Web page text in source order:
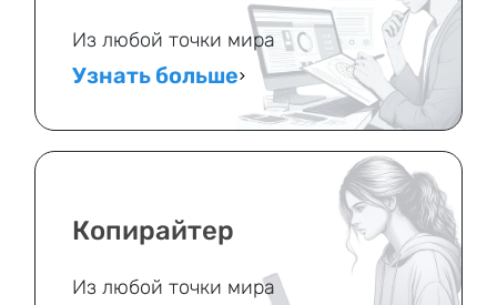
Из любой точки мира
Узнать больше
Копирайтер
Из любой точки мира